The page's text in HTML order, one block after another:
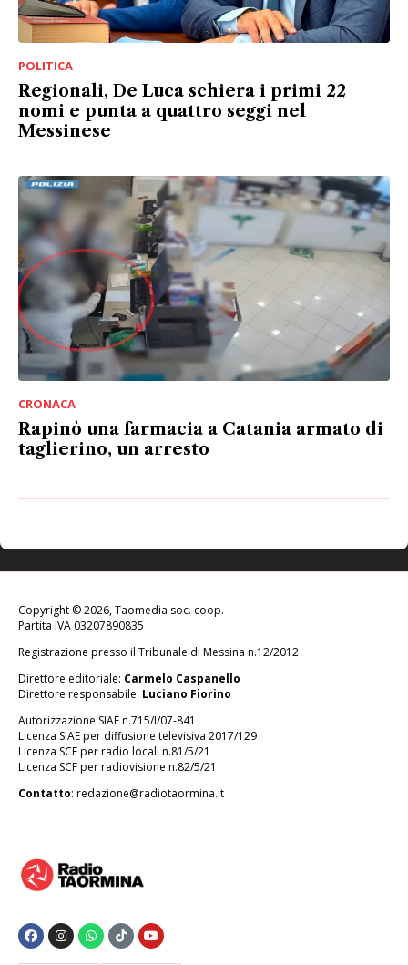
POLITICA
Regionali, De Luca schiera i primi 22
nomi e punta a quattro seggi nel
Messinese
CRONACA
Rapinò una farmacia a Catania armato di
taglierino, un arresto
Copyright © 2026, Taomedia soc. coop.
Partita IVA 03207890835
Registrazione presso il Tribunale di Messina n.12/2012
Direttore editoriale: Carmelo Caspanello
Direttore responsabile: Luciano Fiorino
Autorizzazione SIAE n.715/I/07-841
Licenza SIAE per diffusione televisiva 2017/129
Licenza SCF per radio locali n.81/5/21
Licenza SCF per radiovisione n.82/5/21
Contatto: redazione@radiotaormina.it